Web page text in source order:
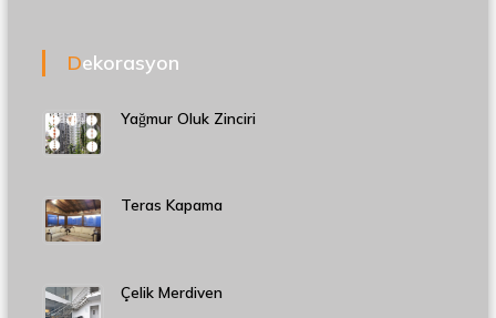
Dekorasyon
Yağmur Oluk Zinciri
Teras Kapama
Çelik Merdiven